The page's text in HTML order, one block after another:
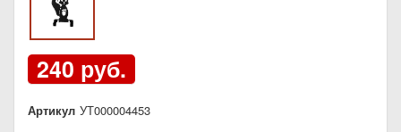
240 руб.
Артикул УТ000004453